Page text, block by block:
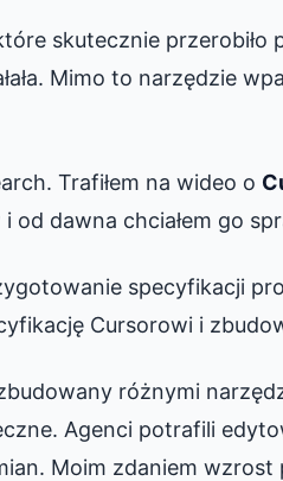
skutecznie przerobiło
Mimo to narzędzie
Trafiłem na wideo o
dawna chciałem go
specyfikacji
Cursorowi i
różnymi
Agenci potrafili
Moim zdaniem wzrost